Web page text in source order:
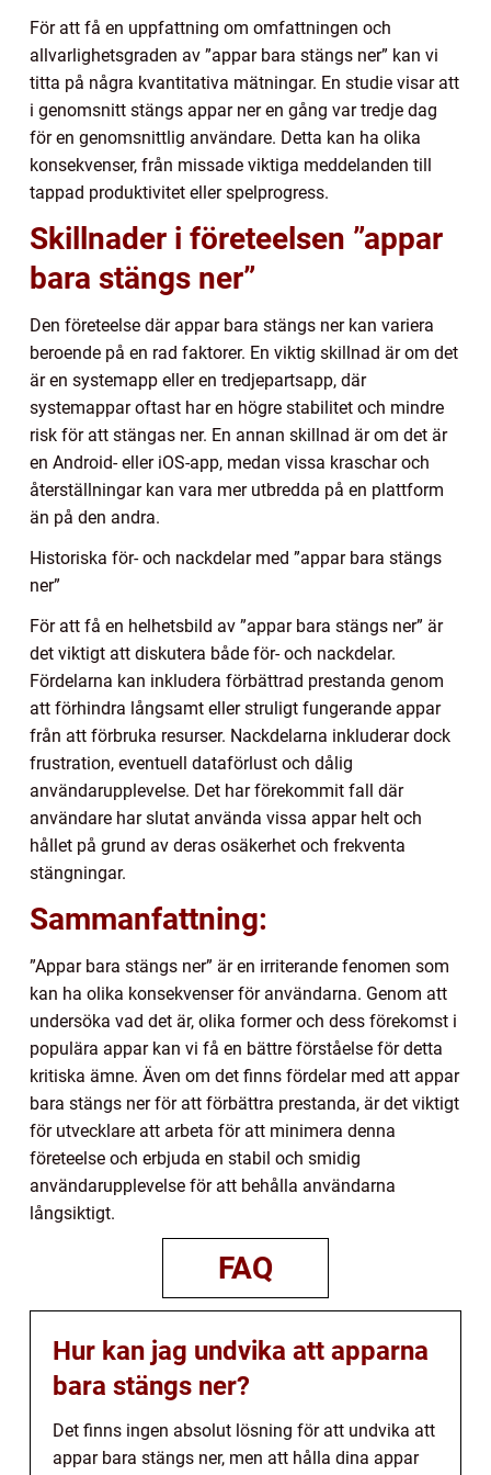
För att få en uppfattning om omfattningen och
allvarlighetsgraden av ”appar bara stängs ner” kan vi
titta på några kvantitativa mätningar. En studie visar att
i genomsnitt stängs appar ner en gång var tredje dag
för en genomsnittlig användare. Detta kan ha olika
konsekvenser, från missade viktiga meddelanden till
tappad produktivitet eller spelprogress.
Skillnader i företeelsen ”appar
bara stängs ner”
Den företeelse där appar bara stängs ner kan variera
beroende på en rad faktorer. En viktig skillnad är om det
är en systemapp eller en tredjepartsapp, där
systemappar oftast har en högre stabilitet och mindre
risk för att stängas ner. En annan skillnad är om det är
en Android- eller iOS-app, medan vissa kraschar och
återställningar kan vara mer utbredda på en plattform
än på den andra.
Historiska för- och nackdelar med ”appar bara stängs
ner”
För att få en helhetsbild av ”appar bara stängs ner” är
det viktigt att diskutera både för- och nackdelar.
Fördelarna kan inkludera förbättrad prestanda genom
att förhindra långsamt eller struligt fungerande appar
från att förbruka resurser. Nackdelarna inkluderar dock
frustration, eventuell dataförlust och dålig
användarupplevelse. Det har förekommit fall där
användare har slutat använda vissa appar helt och
hållet på grund av deras osäkerhet och frekventa
stängningar.
Sammanfattning:
”Appar bara stängs ner” är en irriterande fenomen som
kan ha olika konsekvenser för användarna. Genom att
undersöka vad det är, olika former och dess förekomst i
populära appar kan vi få en bättre förståelse för detta
kritiska ämne. Även om det finns fördelar med att appar
bara stängs ner för att förbättra prestanda, är det viktigt
för utvecklare att arbeta för att minimera denna
företeelse och erbjuda en stabil och smidig
användarupplevelse för att behålla användarna
långsiktigt.
FAQ
Hur kan jag undvika att apparna
bara stängs ner?
Det finns ingen absolut lösning för att undvika att
appar bara stängs ner, men att hålla dina appar